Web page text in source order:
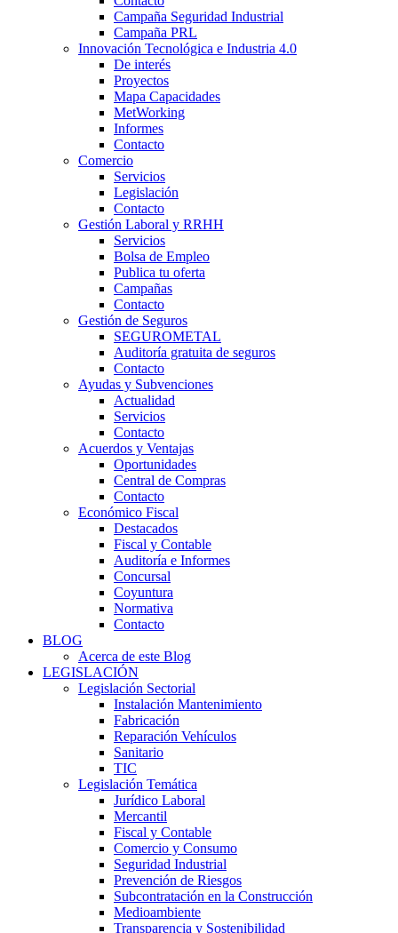
Campaña Seguridad Industrial
Campaña PRL
Innovación Tecnológica e Industria 4.0
De interés
Proyectos
Mapa Capacidades
MetWorking
Informes
Contacto
Comercio
Servicios
Legislación
Contacto
Gestión Laboral y RRHH
Servicios
Bolsa de Empleo
Publica tu oferta
Campañas
Contacto
Gestión de Seguros
SEGUROMETAL
Auditoría gratuita de seguros
Contacto
Ayudas y Subvenciones
Actualidad
Servicios
Contacto
Acuerdos y Ventajas
Oportunidades
Central de Compras
Contacto
Económico Fiscal
Destacados
Fiscal y Contable
Auditoría e Informes
Concursal
Coyuntura
Normativa
Contacto
BLOG
Acerca de este Blog
LEGISLACIÓN
Legislación Sectorial
Instalación Mantenimiento
Fabricación
Reparación Vehículos
Sanitario
TIC
Legislación Temática
Jurídico Laboral
Mercantil
Fiscal y Contable
Comercio y Consumo
Seguridad Industrial
Prevención de Riesgos
Subcontratación en la Construcción
Medioambiente
Transparencia y Sostenibilidad